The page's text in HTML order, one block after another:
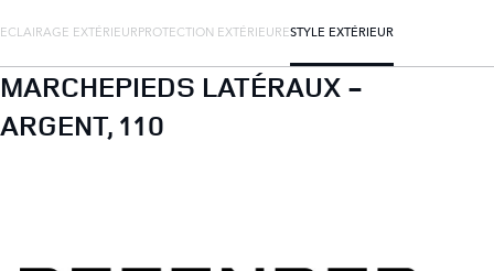
ECLAIRAGE EXTÉRIEURPROTECTION EXTÉRIEURESTYLE EXTÉRIEUR
MARCHEPIEDS LATÉRAUX -
ARGENT, 110